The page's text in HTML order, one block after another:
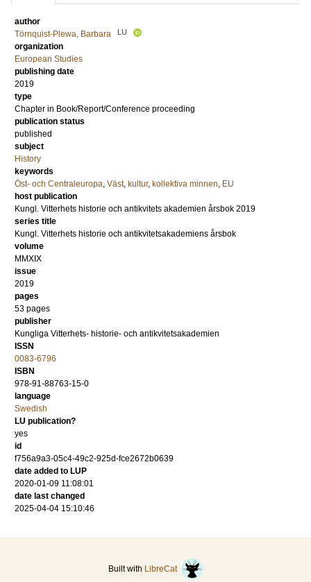
author
Törnquist-Plewa, Barbara
LU
organization
European Studies
publishing date
2019
type
Chapter in Book/Report/Conference proceeding
publication status
published
subject
History
keywords
Öst- och Centraleuropa, Väst, kultur, kollektiva minnen, EU
host publication
Kungl. Vitterhets historie och antikvitets akademien årsbok 2019
series title
Kungl. Vitterhets historie och antikvitetsakademiens årsbok
volume
MMXIX
issue
2019
pages
53 pages
publisher
Kungliga Vitterhets- historie- och antikvitetsakademien
ISSN
0083-6796
ISBN
978-91-88763-15-0
language
Swedish
LU publication?
yes
id
f756a9a3-05c4-49c2-925d-fce2672b0639
date added to LUP
2020-01-09 11:08:01
date last changed
2025-04-04 15:10:46
Built with LibreCat